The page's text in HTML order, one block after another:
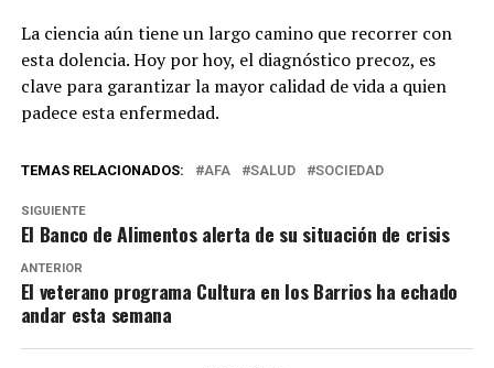
La ciencia aún tiene un largo camino que recorrer con
esta dolencia. Hoy por hoy, el diagnóstico precoz, es
clave para garantizar la mayor calidad de vida a quien
padece esta enfermedad.
TEMAS RELACIONADOS: AFA SALUD SOCIEDAD
SIGUIENTE
El Banco de Alimentos alerta de su situación de crisis
ANTERIOR
El veterano programa Cultura en los Barrios ha echado
andar esta semana